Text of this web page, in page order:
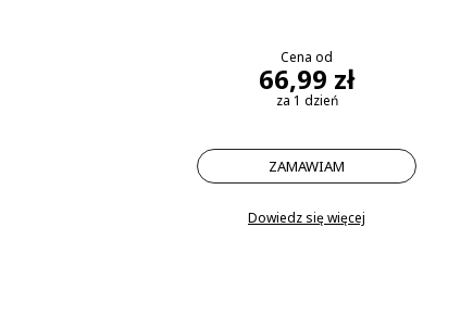
Cena od
66,99 zł
za 1 dzień
ZAMAWIAM
Dowiedz się więcej